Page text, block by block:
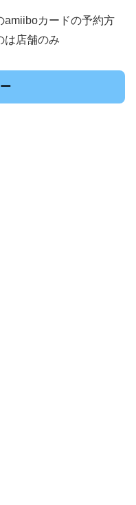
amiiboカードの予約方
は店舗のみ